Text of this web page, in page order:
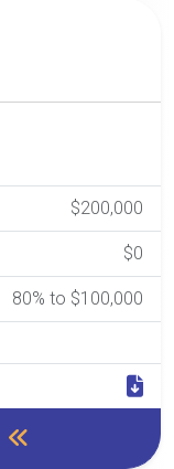
$200,000
$0
80% to $100,000